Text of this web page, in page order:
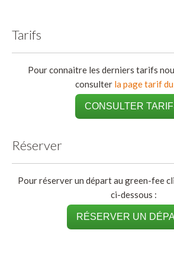
Tarifs
Pour connaitre les derniers tarifs
consulter la page tarif
CONSULTER
Réserver
Pour réserver un départ au green-fee
ci-dessous :
RÉSERVER UN